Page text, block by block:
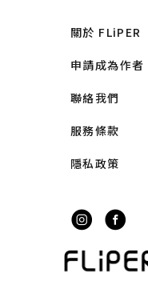
關於 FLiPER
申請成為作者
聯絡我們
服務條款
隱私政策